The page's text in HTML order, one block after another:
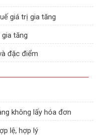
giá trị gia tăng
tăng
đặc điểm
không lấy hóa đơn
lệ, hợp lý